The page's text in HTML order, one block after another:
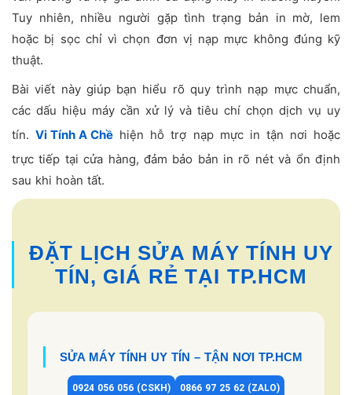
Tuy nhiên, nhiều người gặp tình trạng bản in mờ, lem
hoặc bị sọc chỉ vì chọn đơn vị nạp mực không đúng kỹ
thuật.
Bài viết này giúp bạn hiểu rõ quy trình nạp mực chuẩn,
các dấu hiệu máy cần xử lý và tiêu chí chọn dịch vụ uy
tín.Vi Tính A Chề hiện hỗ trợ nạp mực in tận nơi hoặc
trực tiếp tại cửa hàng, đảm bảo bản in rõ nét và ổn định
sau khi hoàn tất.
ĐẶT LỊCH SỬA MÁY TÍNH UY
TÍN, GIÁ RẺ TẠI TP.HCM
SỬA MÁY TÍNH UY TÍN – TẬN NƠI TP.HCM
0924 056 056 (CSKH) 0866 97 25 62 (ZALO)